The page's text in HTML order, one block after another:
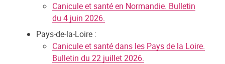
Canicule et santé en Normandie. Bulletin
du 4 juin 2026.
Pays-de-la-Loire :
Canicule et santé dans les Pays de la Loire.
Bulletin du 22 juillet 2026.